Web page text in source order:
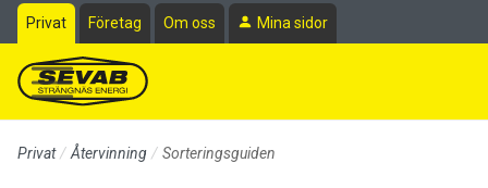
Till sidans huvudinnehåll
Privat Företag Om oss Mina sidor
Privat Återvinning Sorteringsguiden